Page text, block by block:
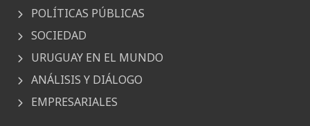
POLÍTICAS PÚBLICAS
SOCIEDAD
URUGUAY EN EL MUNDO
ANÁLISIS Y DIÁLOGO
EMPRESARIALES